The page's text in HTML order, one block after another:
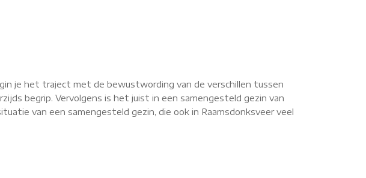
je het traject met de bewustwording van de verschillen tussen
begrip. Vervolgens is het juist in een samengesteld gezin van
van een samengesteld gezin, die ook in Raamsdonksveer veel